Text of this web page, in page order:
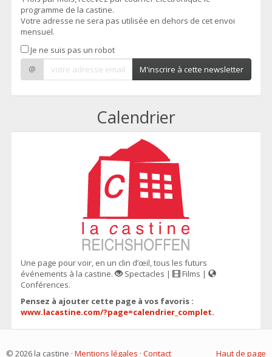
programme de la castine.
Votre adresse ne sera pas utilisée en dehors de cet envoi
mensuel.
Je ne suis pas un robot
@
M'inscrire à cette newsletter
Calendrier
Une page pour voir, en un clin d’œil, tous les futurs
événements à la castine.
Spectacles |
Films |
Conférences.
Pensez à ajouter cette page à vos favoris :
www.lacastine.com/?page=calendrier_complet.
Haut de page
© 2026 la castine · Mentions légales · Contact